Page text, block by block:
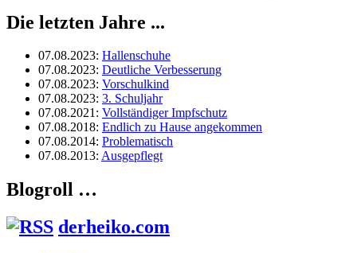
Die letzten Jahre ...
07.08.2023: Hallenschuhe
07.08.2023: Deutliche Verbesserung
07.08.2023: Vorschulkind
07.08.2023: 3. Schuljahr
07.08.2021: Vollständiger Impfschutz
07.08.2018: Endlich zu Hause angekommen
07.08.2014: Problematisch
07.08.2013: Ausgepflegt
Blogroll …
derheiko.com